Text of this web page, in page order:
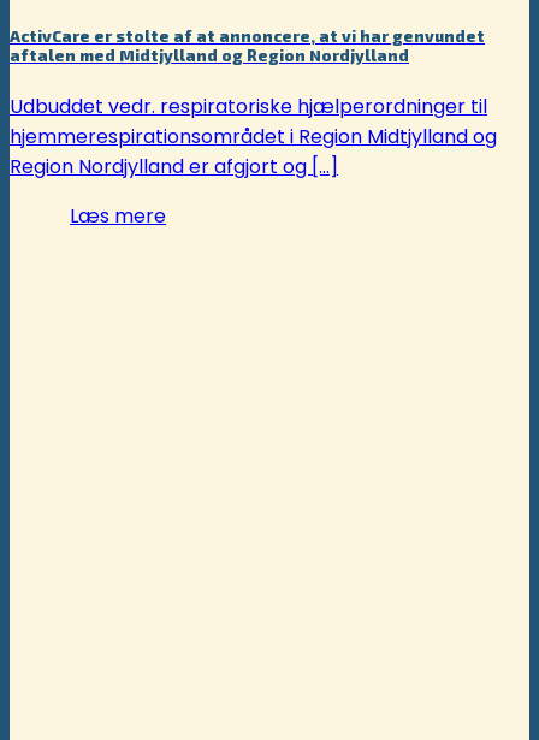
ActivCare er stolte af at annoncere, at vi har genvundet
aftalen med Midtjylland og Region Nordjylland
Udbuddet vedr. respiratoriske hjælperordninger til
hjemmerespirationsområdet i Region Midtjylland og
Region Nordjylland er afgjort og [...]
Læs mere